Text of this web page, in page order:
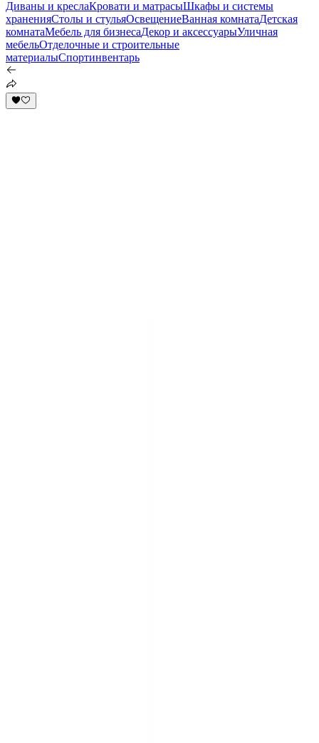
Диваны и креслаКровати и матрасыШкафы и системы
храненияСтолы и стульяОсвещениеВанная комнатаДетская
комнатаМебель для бизнесаДекор и аксессуарыУличная
мебельОтделочные и строительные
материалыСпортинвентарь